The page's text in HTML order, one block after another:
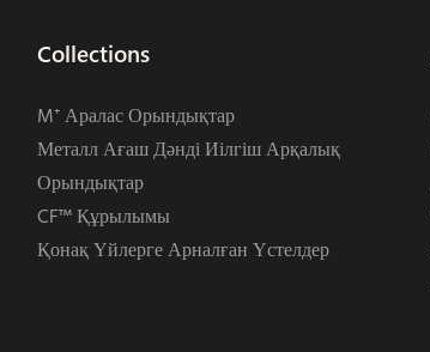
Collections
M⁺ Аралас Орындықтар
Металл Ағаш Дәнді Иілгіш Арқалық
Орындықтар
CF™ Құрылымы
Қонақ Үйлерге Арналған Үстелдер